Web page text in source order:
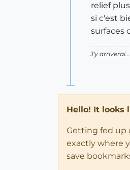
relief
si c'est
surfaces
J'y
Hello! It looks
Getting fed up
exactly where
save